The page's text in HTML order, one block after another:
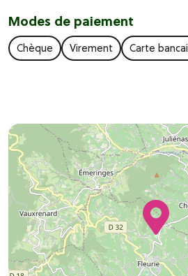
Modes de paiement
Chèque Virement Carte